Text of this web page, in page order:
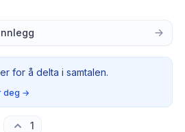
for å delta i samtalen.
deg →
1